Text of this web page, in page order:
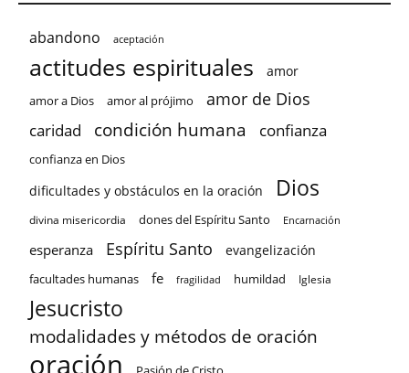
abandono aceptación
actitudes espirituales amor
amor a Dios amor al prójimo amor de Dios
caridad condición humana confianza
confianza en Dios
dificultades y obstáculos en la oración Dios
divina misericordia dones del Espíritu Santo Encarnación
esperanza Espíritu Santo evangelización
facultades humanas fe fragilidad humildad Iglesia
Jesucristo
modalidades y métodos de oración
oración